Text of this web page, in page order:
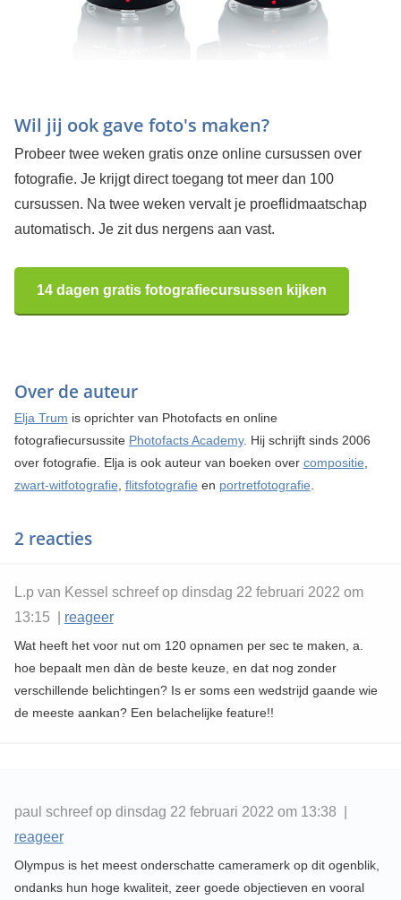
Wil jij ook gave foto's maken?
Probeer twee weken gratis onze online cursussen over
fotografie. Je krijgt direct toegang tot meer dan 100
cursussen. Na twee weken vervalt je proeflidmaatschap
automatisch. Je zit dus nergens aan vast.
14 dagen gratis fotografiecursussen kijken
Over de auteur
Elja Trum is oprichter van Photofacts en online
fotografiecursussite Photofacts Academy. Hij schrijft sinds 2006
over fotografie. Elja is ook auteur van boeken over compositie,
zwart-witfotografie, flitsfotografie en portretfotografie.
2 reacties
L.p van Kessel schreef op dinsdag 22 februari 2022 om
13:15 | reageer
Wat heeft het voor nut om 120 opnamen per sec te maken, a.
hoe bepaalt men dàn de beste keuze, en dat nog zonder
verschillende belichtingen? Is er soms een wedstrijd gaande wie
de meeste aankan? Een belachelijke feature!!
paul schreef op dinsdag 22 februari 2022 om 13:38 |
reageer
Olympus is het meest onderschatte cameramerk op dit ogenblik,
ondanks hun hoge kwaliteit, zeer goede objectieven en vooral